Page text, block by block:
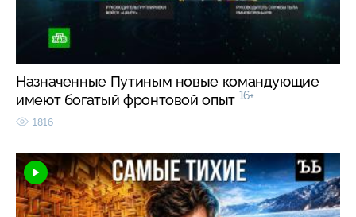
Назначенные Путиным новые командующие
имеют богатый фронтовой опыт 16+
1816